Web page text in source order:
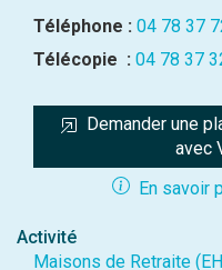
Téléphone : 04 78 37
Télécopie : 04 78 37
Demander une
avec
En savoir
Activité
Maisons de Retraite